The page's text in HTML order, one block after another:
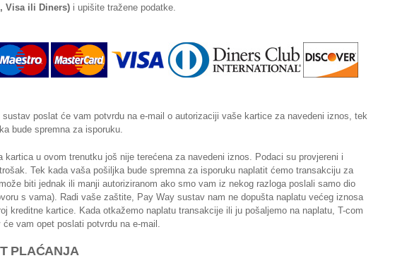
Visa ili Diners) i upišite tražene podatke.
sustav poslat će vam potvrdu na e-mail o autorizaciji vaše kartice za navedeni iznos, tek
bude spremna za isporuku.
kartica u ovom trenutku još nije terećena za navedeni iznos. Podaci su provjereni i
Tek kada vaša pošiljka bude spremna za isporuku naplatit ćemo transakciju za
biti jednak ili manji autoriziranom ako smo vam iz nekog razloga poslali samo dio
s vama). Radi vaše zaštite, Pay Way sustav nam ne dopušta naplatu većeg iznosa
kreditne kartice. Kada otkažemo naplatu transakcije ili ju pošaljemo na naplatu, T-com
će vam opet poslati potvrdu na e-mail.
PLAĆANJA